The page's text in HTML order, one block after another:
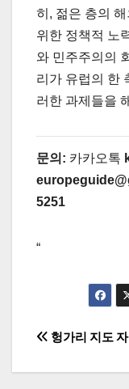
히, 젊은 층의
위한 정책적 노
와 민주주의의
리가 유럽의 한
러한 과제들을
문의: 카카오톡
5251
“
글
탐
헝가리 지도